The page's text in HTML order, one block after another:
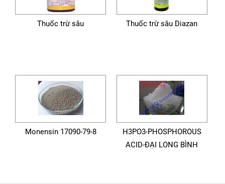
Thuốc trừ sâu Thuốc trừ sâu Diazan
Monensin 17090-79-8
H3PO3-PHOSPHOROUS
ACID-ĐẠI LONG BÌNH